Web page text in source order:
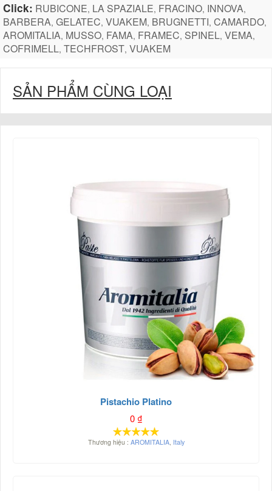
Click: RUBICONE, LA SPAZIALE, FRACINO, INNOVA,
BARBERA, GELATEC, VUAKEM, BRUGNETTI, CAMARDO,
AROMITALIA, MUSSO, FAMA, FRAMEC, SPINEL, VEMA,
COFRIMELL, TECHFROST, VUAKEM
SẢN PHẨM CÙNG LOẠI
Pistachio Platino
0₫
Thương hiệu : AROMITALIA, Italy